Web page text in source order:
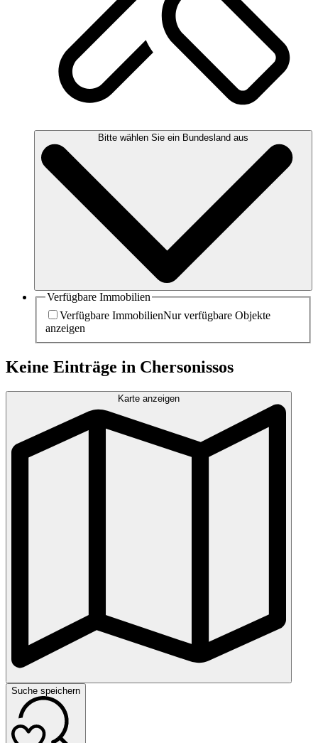
Bitte wählen Sie ein Bundesland aus
Verfügbare Immobilien
Verfügbare ImmobilienNur verfügbare Objekte
anzeigen
Keine Einträge in Chersonissos
Karte anzeigen
Suche speichern